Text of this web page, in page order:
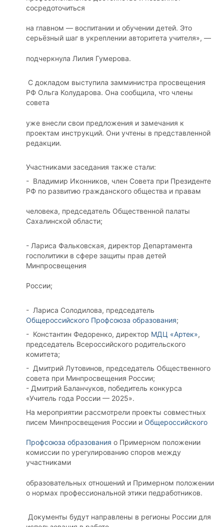
сосредоточиться
на главном — воспитании и обучении детей. Это
серьёзный шаг в укреплении авторитета учителя», —
подчеркнула Лилия Гумерова.
С докладом выступила замминистра просвещения
РФ Ольга Колударова. Она сообщила, что члены
совета
уже внесли свои предложения и замечания к
проектам инструкций. Они учтены в представленной
редакции.
Участниками заседания также стали:
- Владимир Иконников, член Совета при Президенте
РФ по развитию гражданского общества и правам
человека, председатель Общественной палаты
Сахалинской области;
- Лариса Фальковская, директор Департамента
госполитики в сфере защиты прав детей
Минпросвещения
России;
- Лариса Солодилова, председатель
Общероссийского Профсоюза образования;
- Константин Федоренко, директор МДЦ «Артек»,
председатель Всероссийского родительского
комитета;
- Дмитрий Лутовинов, председатель Общественного
совета при Минпросвещения России;
- Дмитрий Баланчуков, победитель конкурса
«Учитель года России — 2025».
На мероприятии рассмотрели проекты совместных
писем Минпросвещения России и Общероссийского
Профсоюза образования о Примерном положении
комиссии по урегулированию споров между
участниками
образовательных отношений и Примерном положении
о нормах профессиональной этики педработников.
Документы будут направлены в регионы России для